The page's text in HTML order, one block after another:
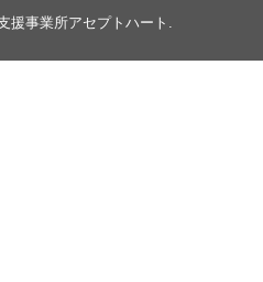
援事業所アセプトハート .